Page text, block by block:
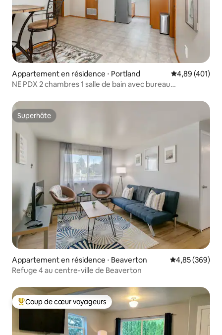
Appartement en résidence ⋅ Portland Évaluation
4,89 (401)
NE PDX 2 chambres 1 salle de bain avec bureau
Superhôte
Superhôte
Appartement en résidence ⋅ Beaverton Évaluation
4,85 (369)
Refuge 4 au centre-ville de Beaverton
Coups de cœur voyageurs les plus appréciés
Coup de cœur voyageurs